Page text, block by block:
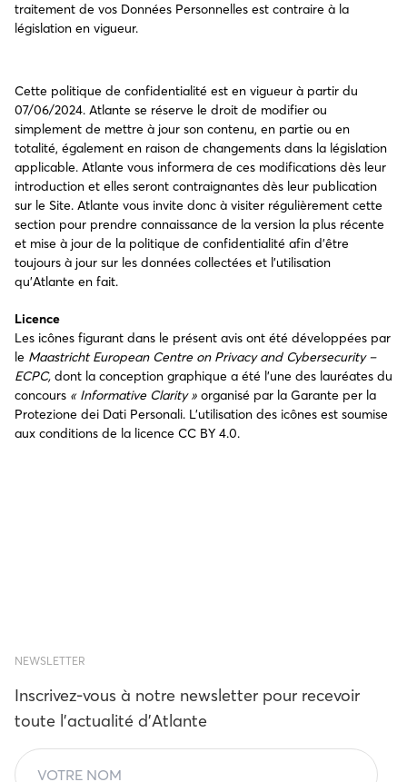
traitement de vos Données Personnelles est contraire à la
législation en vigueur.
Cette politique de confidentialité est en vigueur à partir du
07/06/2024. Atlante se réserve le droit de modifier ou
simplement de mettre à jour son contenu, en partie ou en
totalité, également en raison de changements dans la législation
applicable. Atlante vous informera de ces modifications dès leur
introduction et elles seront contraignantes dès leur publication
sur le Site. Atlante vous invite donc à visiter régulièrement cette
section pour prendre connaissance de la version la plus récente
et mise à jour de la politique de confidentialité afin d’être
toujours à jour sur les données collectées et l’utilisation
qu’Atlante en fait.
Licence
Les icônes figurant dans le présent avis ont été développées par
le Maastricht European Centre on Privacy and Cybersecurity –
ECPC, dont la conception graphique a été l’une des lauréates du
concours « Informative Clarity » organisé par la Garante per la
Protezione dei Dati Personali. L’utilisation des icônes est soumise
aux conditions de la licence CC BY 4.0.
NEWSLETTER
Inscrivez-vous à notre newsletter pour recevoir
toute l'actualité d'Atlante